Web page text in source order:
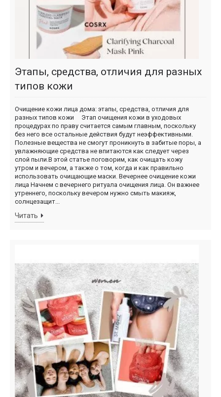
Этапы, средства, отличия для разных
типов кожи
Очищение кожи лица дома: этапы, средства, отличия для
разных типов кожи Этап очищения кожи в уходовых
процедурах по праву считается самым главным, поскольку
без него все остальные действия будут неэффективными.
Полезные вещества не смогут проникнуть в забитые поры, а
увлажняющие средства не впитаются как следует через
слой пыли.В этой статье поговорим, как очищать кожу
утром и вечером, а также о том, когда и как правильно
использовать очищающие маски. Вечернее очищение кожи
лица Начнем с вечернего ритуала очищения лица. Он важнее
утреннего, поскольку вечером нужно смыть макияж,
солнцезащит...
Читать